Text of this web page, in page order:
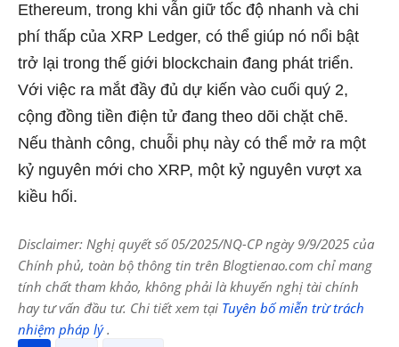
Ethereum, trong khi vẫn giữ tốc độ nhanh và chi
phí thấp của XRP Ledger, có thể giúp nó nổi bật
trở lại trong thế giới blockchain đang phát triển.
Với việc ra mắt đầy đủ dự kiến ​​vào cuối quý 2,
cộng đồng tiền điện tử đang theo dõi chặt chẽ.
Nếu thành công, chuỗi phụ này có thể mở ra một
kỷ nguyên mới cho XRP, một kỷ nguyên vượt xa
kiều hối.
Disclaimer: Nghị quyết số 05/2025/NQ-CP ngày 9/9/2025 của
Chính phủ, toàn bộ thông tin trên Blogtienao.com chỉ mang
tính chất tham khảo, không phải là khuyến nghị tài chính
hay tư vấn đầu tư. Chi tiết xem tại Tuyên bố miễn trừ trách
nhiệm pháp lý.